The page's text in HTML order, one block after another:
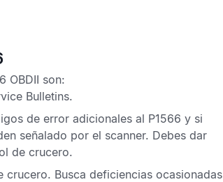
OBDII son:
Bulletins.
de error adicionales al P1566 y si
señalado por el scanner. Debes dar
de crucero.
Busca deficiencias ocasionadas